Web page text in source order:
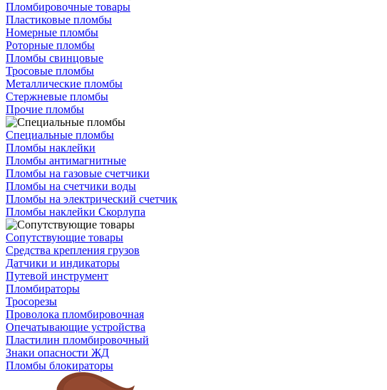
Пломбировочные товары
Пластиковые пломбы
Номерные пломбы
Роторные пломбы
Пломбы свинцовые
Тросовые пломбы
Металлические пломбы
Стержневые пломбы
Прочие пломбы
Специальные пломбы
Пломбы наклейки
Пломбы антимагнитные
Пломбы на газовые счетчики
Пломбы на счетчики воды
Пломбы на электрический счетчик
Пломбы наклейки Скорлупа
Сопутствующие товары
Средства крепления грузов
Датчики и индикаторы
Путевой инструмент
Пломбираторы
Тросорезы
Проволока пломбировочная
Опечатывающие устройства
Пластилин пломбировочный
Знаки опасности ЖД
Пломбы блокираторы